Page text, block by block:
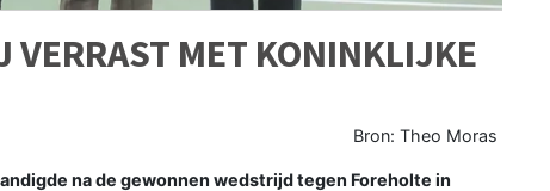
VERRAST MET KONINKLIJKE
Bron: Theo Moras
na de gewonnen wedstrijd tegen Foreholte in